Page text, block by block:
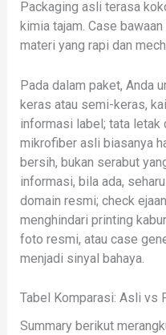
Packaging asli terasa
kimia tajam. Case
materi yang rapi dan
Pada dalam paket, Anda
keras atau semi-keras,
informasi label; tata letak
mikrofiber asli biasanya
bersih, bukan serabut
informasi, bila ada,
domain resmi; check
menghindari printing
foto resmi, atau case
menjadi sinyal bahaya.
Tabel Komparasi: Asli vs
Summary berikut